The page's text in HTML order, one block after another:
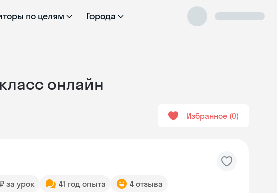
по целям Города
онлайн
Избранное 0
за урок 41 год опыта 4 отзыва